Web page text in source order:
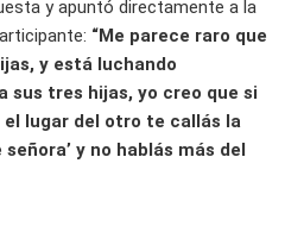
y apuntó directamente a la
“Me parece raro que
y está luchando
sus tres hijas, yo creo que si
lugar del otro te callás la
y no hablás más del